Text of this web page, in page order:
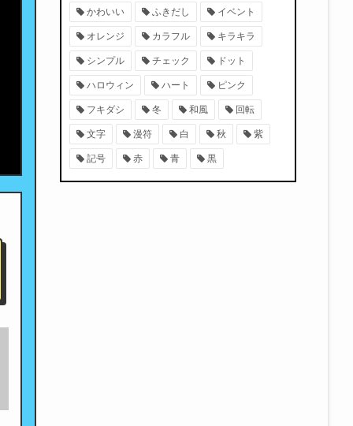
かわいい ふきだし イベント
オレンジ カラフル キラキラ
シンプル チェック ドット
ハロウィン ハート ピンク
フキダシ 冬 和風 回転
文字 漫符 白 秋 紫
記号 赤 青 黒